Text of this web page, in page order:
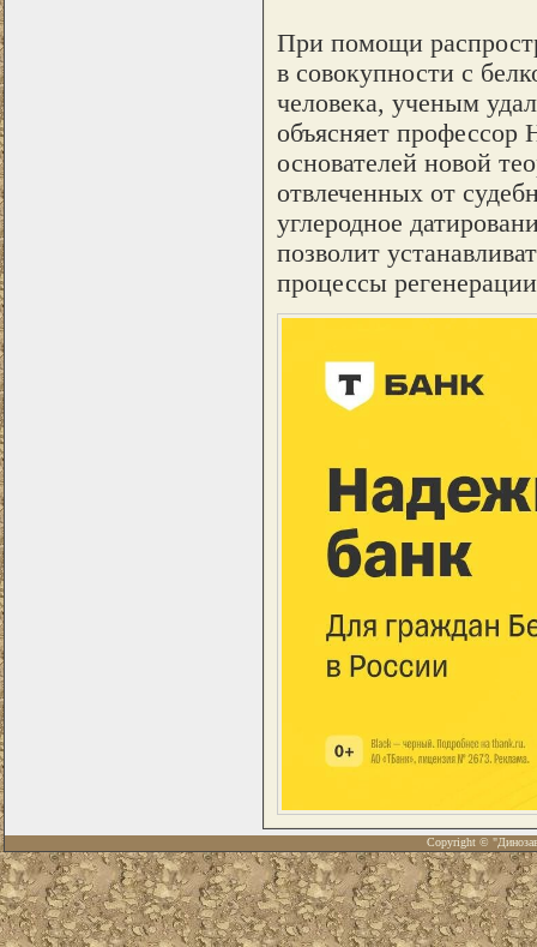
При помощи
в совокупности с
человека, ученым
объясняет
основателей новой
отвлеченных от
углеродное
позволит
процессы
Copyright ©